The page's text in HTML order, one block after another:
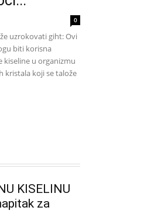
0
uzrokovati giht: Ovi
biti korisna
kiseline u organizmu
kristala koji se talože
KISELINU
za